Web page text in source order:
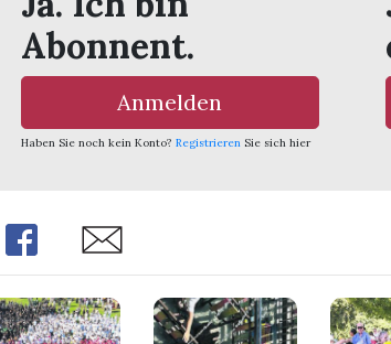
Abonnent.
Anmelden
Haben Sie noch kein Konto? Registrieren Sie sich hier
Share Share